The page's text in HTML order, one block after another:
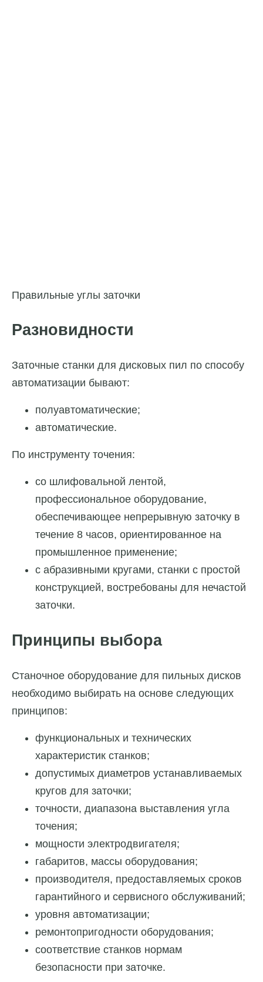
Правильные углы заточки
Разновидности
Заточные станки для дисковых пил по способу
автоматизации бывают:
полуавтоматические;
автоматические.
По инструменту точения:
со шлифовальной лентой,
профессиональное оборудование,
обеспечивающее непрерывную заточку в
течение 8 часов, ориентированное на
промышленное применение;
с абразивными кругами, станки с простой
конструкцией, востребованы для нечастой
заточки.
Принципы выбора
Станочное оборудование для пильных дисков
необходимо выбирать на основе следующих
принципов:
функциональных и технических
характеристик станков;
допустимых диаметров устанавливаемых
кругов для заточки;
точности, диапазона выставления угла
точения;
мощности электродвигателя;
габаритов, массы оборудования;
производителя, предоставляемых сроков
гарантийного и сервисного обслуживаний;
уровня автоматизации;
ремонтопригодности оборудования;
соответствие станков нормам
безопасности при заточке.